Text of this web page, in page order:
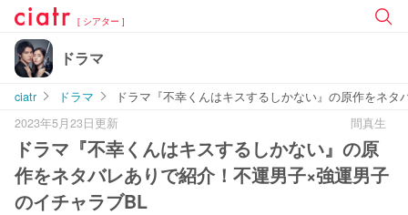
[ シアター ]
ドラマ
ciatr ドラマ
ドラマ『不幸くんはキスするしかない』の原作をネ
2023年5月23日更新
間真生
ドラマ『不幸くんはキスするしかない』の原
作をネタバレありで紹介！不運男子×強運男子
のイチャラブBL